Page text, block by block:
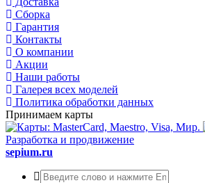
Сборка
Гарантия
Контакты
О компании
Акции
Наши работы
Галерея всех моделей
Политика обработки данных
Принимаем карты
Разработка и продвижение
sepium.ru